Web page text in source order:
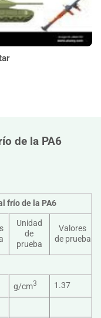
de la PA6
frío de la PA6
Unidad
de
prueba
Valores
de prueba
g/cm3 1.37